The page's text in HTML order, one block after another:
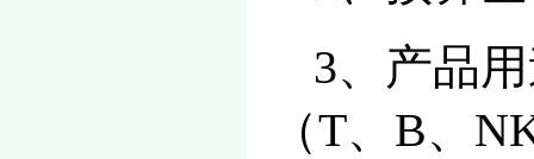
3、产品
（T、B、